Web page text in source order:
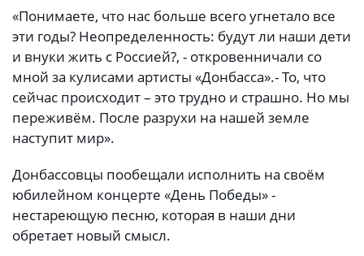
«Понимаете, что нас больше всего угнетало все
эти годы? Неопределенность: будут ли наши дети
и внуки жить с Россией?, - откровенничали со
мной за кулисами артисты «Донбасса».- То, что
сейчас происходит – это трудно и страшно. Но мы
переживём. После разрухи на нашей земле
наступит мир».
Донбассовцы пообещали исполнить на своём
юбилейном концерте «День Победы» -
нестареющую песню, которая в наши дни
обретает новый смысл.